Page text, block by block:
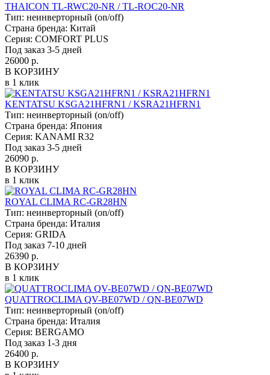
THAICON TL-RWC20-NR / TL-ROC20-NR
Тип: неинверторный (on/off)
Страна бренда: Китай
Серия: COMFORT PLUS
Под заказ 3-5 дней
26000 р.
В КОРЗИНУ
в 1 клик
KENTATSU KSGA21HFRN1 / KSRA21HFRN1
Тип: неинверторный (on/off)
Страна бренда: Япония
Серия: KANAMI R32
Под заказ 3-5 дней
26090 р.
В КОРЗИНУ
в 1 клик
ROYAL CLIMA RC-GR28HN
Тип: неинверторный (on/off)
Страна бренда: Италия
Серия: GRIDA
Под заказ 7-10 дней
26390 р.
В КОРЗИНУ
в 1 клик
QUATTROCLIMA QV-BE07WD / QN-BE07WD
Тип: неинверторный (on/off)
Страна бренда: Италия
Серия: BERGAMO
Под заказ 1-3 дня
26400 р.
В КОРЗИНУ